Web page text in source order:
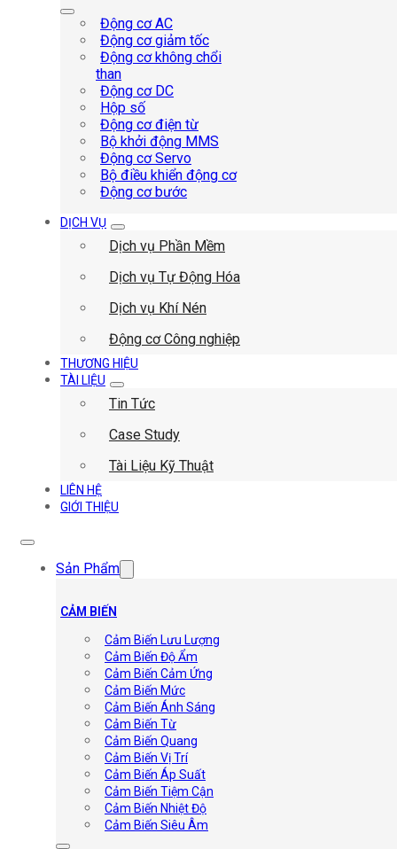
Động cơ AC
Động cơ giảm tốc
Động cơ không chổi
than
Động cơ DC
Hộp số
Động cơ điện từ
Bộ khởi động MMS
Động cơ Servo
Bộ điều khiển động cơ
Động cơ bước
DỊCH VỤ
Dịch vụ Phần Mềm
Dịch vụ Tự Động Hóa
Dịch vụ Khí Nén
Động cơ Công nghiệp
THƯƠNG HIỆU
TÀI LIỆU
Tin Tức
Case Study
Tài Liệu Kỹ Thuật
LIÊN HỆ
GIỚI THIỆU
Sản Phẩm
CẢM BIẾN
Cảm Biến Lưu Lượng
Cảm Biến Độ Ẩm
Cảm Biến Cảm Ứng
Cảm Biến Mức
Cảm Biến Ánh Sáng
Cảm Biến Từ
Cảm Biến Quang
Cảm Biến Vị Trí
Cảm Biến Áp Suất
Cảm Biến Tiệm Cận
Cảm Biến Nhiệt Độ
Cảm Biến Siêu Âm